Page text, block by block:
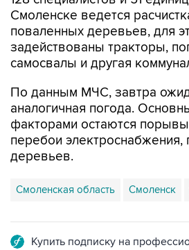
Смоленске ведется
поваленных деревьев, для
задействованы тракторы,
самосвалы и другая
По данным МЧС, завтра
аналогичная погода.
факторами остаются
перебои электроснабжения,
деревьев.
Смоленская область Смоленск
Купить подписку на